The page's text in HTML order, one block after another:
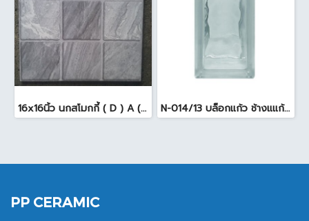
16x16นิ้ว นกสโมกกี้ ( D ) A (Pack6) N-014/13 บล็อกแก้ว ช้างแแก้ว WOW หยาดเพชร ( 24x11.5x8 cm.)
PP CERAMIC